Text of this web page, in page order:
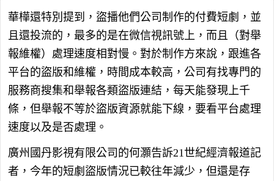
華樺還特別提到，盜播他們公司制作的付費短劇，並
且還投流的，最多的是在微信視訊號上，而且（對舉
報維權）處理速度相對慢。對於制作方來說，跟進各
平台的盜版和維權，時間成本較高，公司有找專門的
服務商搜集和舉報各類盜版連結，每天能發現上千
條，但舉報不等於盜版資源就能下線，要看平台處理
速度以及是否處理。
廣州國丹影視有限公司的何灝告訴21世紀經濟報道記
者，今年的短劇盜版情況已較往年減少，但還是存